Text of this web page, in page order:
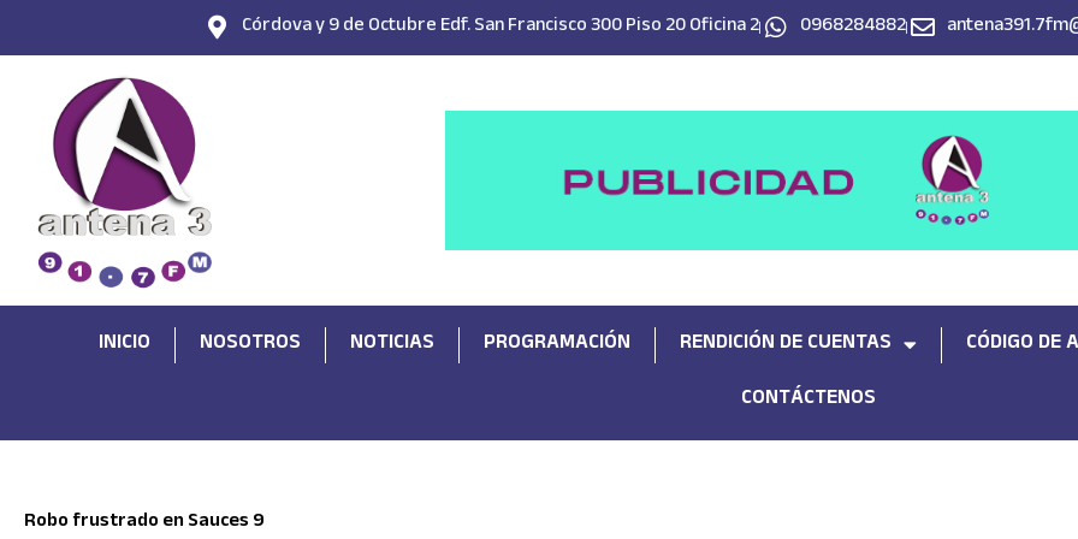
Córdova y 9 de Octubre Edf. San Francisco 300 Piso 20 Oficina 2 0968284882
INICIO NOSOTROS NOTICIAS PROGRAMACIÓN RENDICIÓN DE CUENTAS CÓDIGO DE
CONTÁCTENOS
Robo frustrado en Sauces 9